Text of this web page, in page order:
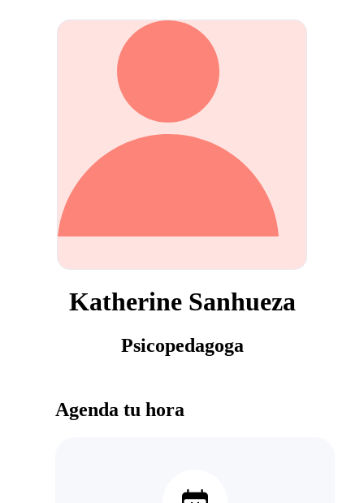
Katherine Sanhueza
Psicopedagoga
Agenda tu hora